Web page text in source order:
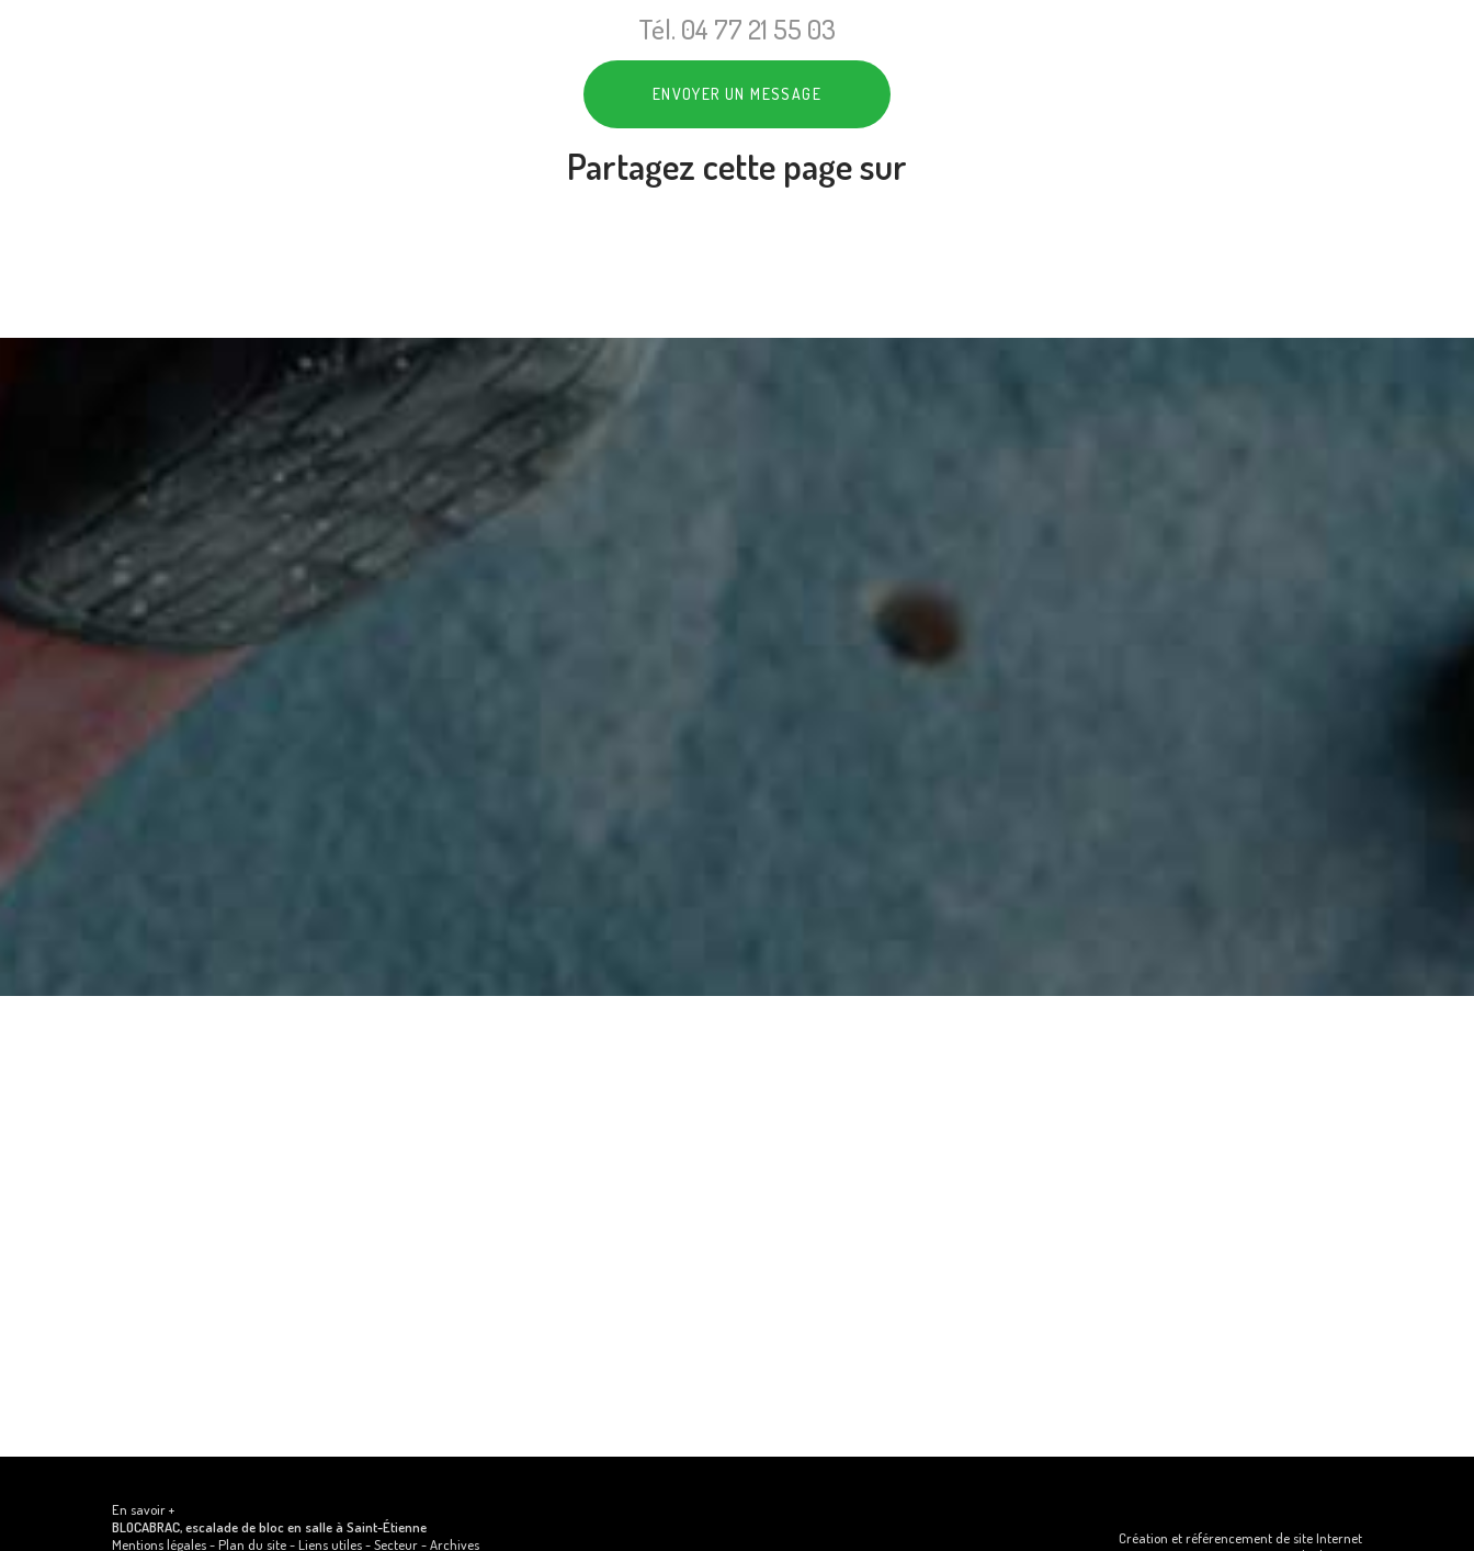
Tél. 04 77 21 55 03
ENVOYER UN MESSAGE
Partagez cette page sur
En savoir +
BLOCABRAC, escalade de bloc en salleà Saint-Étienne
Mentions légales-Plan du site-Liens utiles-Secteur-Archives
Création et référencement de site Internet